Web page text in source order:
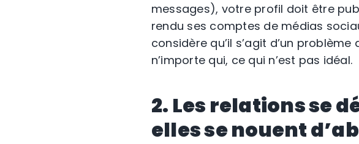
messages), votre profil doit être
rendu ses comptes de médias
considère qu’il s’agit d’un
n’importe qui, ce qui n’est pas idéal.
2. Les relations se
elles se nouent